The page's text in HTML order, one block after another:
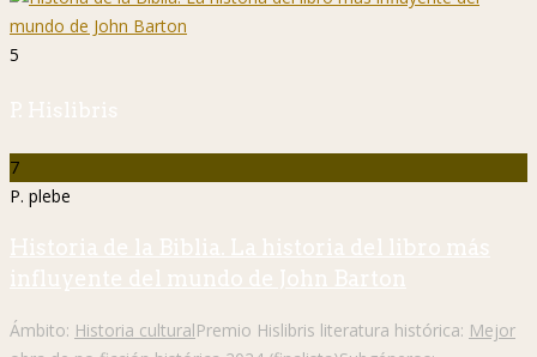
5
P. Hislibris
7
P. plebe
Historia de la Biblia. La historia del libro más
influyente del mundo de John Barton
Ámbito: Historia culturalPremio Hislibris literatura histórica: Mejor